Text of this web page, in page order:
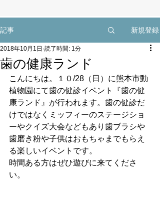
記事 新規登録
歯の健康ランド
2018年10月1日 読了時間: 1分
こんにちは。１０/28（日）に熊本市動
植物園にて歯の健診イベント『歯の健
康ランド』が行われます。歯の健診だ
けではなくミッフィーのステージショ
ーやクイズ大会などもあり歯ブラシや
歯磨き粉や子供はおもちゃまでもらえ
る楽しいイベントです。
時間ある方はぜひ遊びに来てくださ
い。